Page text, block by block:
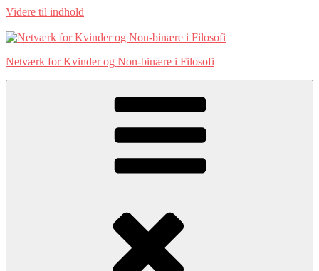
Videre til indhold
Netværk for Kvinder og Non-binære i Filosofi